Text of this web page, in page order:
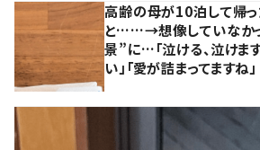
高齢の母が10泊して帰っ
と……→想像していなか
景”に…「泣ける、泣けま
い」「愛が詰まってますね」